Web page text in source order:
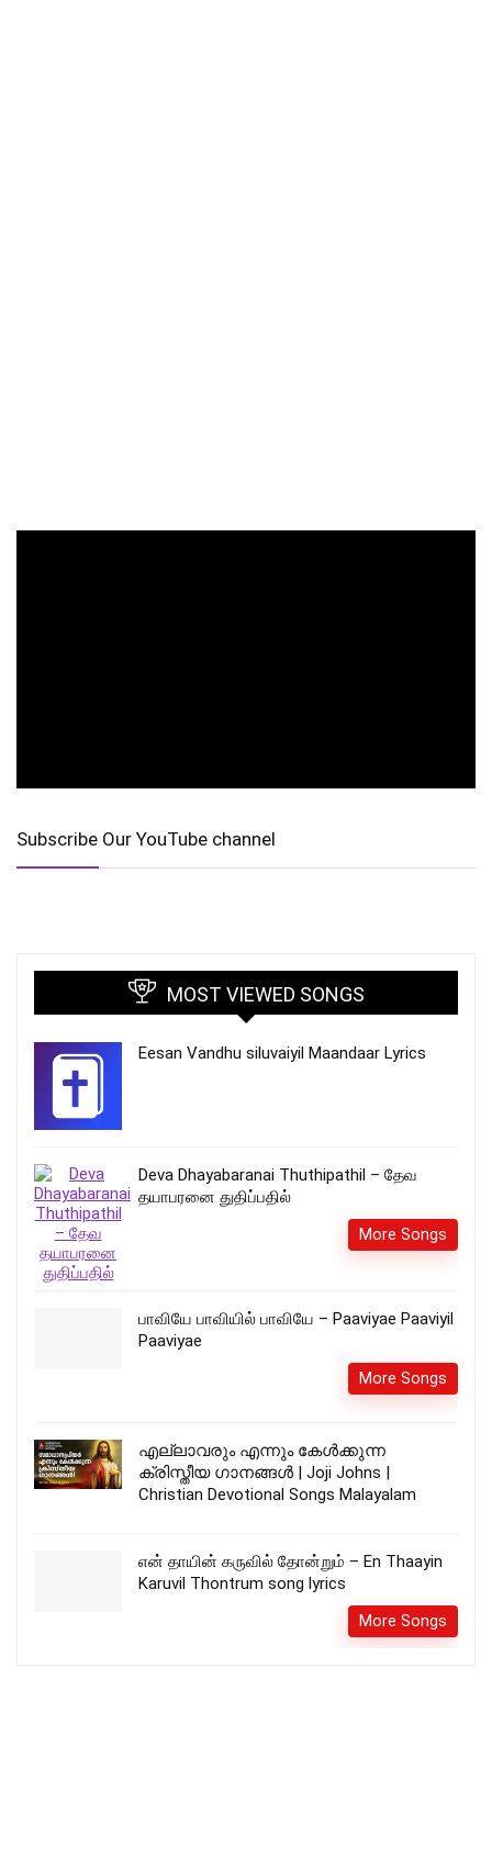
Subscribe Our YouTube channel
MOST VIEWED SONGS
Eesan Vandhu siluvaiyil Maandaar Lyrics
Deva Dhayabaranai Thuthipathil – தேவ
தயாபரனை துதிப்பதில்
More Songs
பாவியே பாவியில் பாவியே – Paaviyae Paaviyil
Paaviyae
More Songs
എല്ലാവരും എന്നും കേൾക്കുന്ന
ക്രിസ്തീയ ഗാനങ്ങൾ | Joji Johns |
Christian Devotional Songs Malayalam
என் தாயின் கருவில் தோன்றும் – En Thaayin
Karuvil Thontrum song lyrics
More Songs